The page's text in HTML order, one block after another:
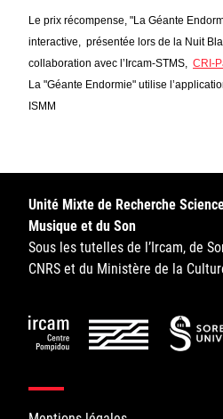
Sorbonne Université
Ministère de la Culture
Offres d'emplois/stages
Login/
Le prix récompense, "La Géante
interactive, présentée lors de la Nuit
collaboration avec l’Ircam-STMS, CRI-
La "Géante Endormie" utilise
ISMM
Unité Mixte de Recherche
Musique et du Son
Sous les tutelles de l’Ircam, de
CNRS et du Ministère de la